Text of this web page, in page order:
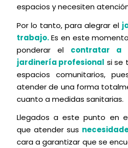
espacios y necesiten
Por lo tanto, para alegrar el
trabajo.Es en este
ponderar el contratar a
jardinería profesional si se
espacios comunitarios,
atender de una forma
cuanto a medidas sanitarias.
Llegados a este punto en
que atender sus
cara a garantizar que se